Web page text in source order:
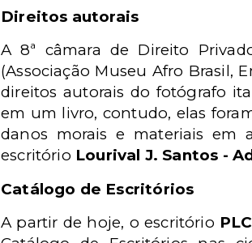
Direitos autorais
A 8ª câmara de Direito
(Associação Museu Afro Brasil,
direitos autorais do fotógrafo
em um livro, contudo, elas
danos morais e materiais em
escritório Lourival J. Santos -
Catálogo de Escritórios
A partir de hoje, o escritório